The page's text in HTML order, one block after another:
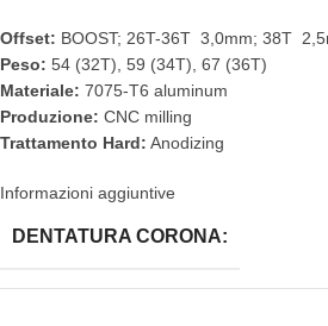
Offset: BOOST; 26T-36T 3,0mm; 38T
Peso: 54 (32T), 59 (34T), 67 (36T)
Materiale: 7075-T6 aluminum
Produzione: CNC milling
Trattamento Hard: Anodizing
Informazioni aggiuntive
DENTATURA CORONA: